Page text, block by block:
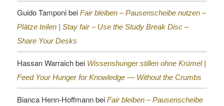
Guido Tamponibei Fair bleiben – Pausenscheibe nutzen –
Plätze teilen | Stay fair – Use the Study Break Disc –
Share Your Desks
Hassan Warraichbei Wissenshunger stillen ohne Krümel |
Feed Your Hunger for Knowledge — Without the Crumbs
Bianca Henn-Hoffmannbei Fair bleiben – Pausenscheibe